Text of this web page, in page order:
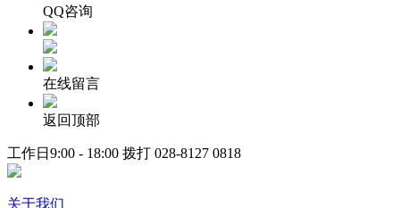
QQ咨询
在线留言
返回顶部
工作日9:00 - 18:00 拨打 028-8127 0818
关于我们